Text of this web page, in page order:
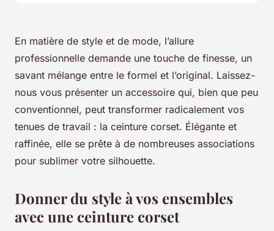
En matière de style et de mode, l’allure
professionnelle demande une touche de finesse, un
savant mélange entre le formel et l’original. Laissez-
nous vous présenter un accessoire qui, bien que peu
conventionnel, peut transformer radicalement vos
tenues de travail : la ceinture corset. Élégante et
raffinée, elle se prête à de nombreuses associations
pour sublimer votre silhouette.
Donner du style à vos ensembles
avec une ceinture corset